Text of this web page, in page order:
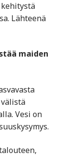
Lähteenä
maiden
Vesi on